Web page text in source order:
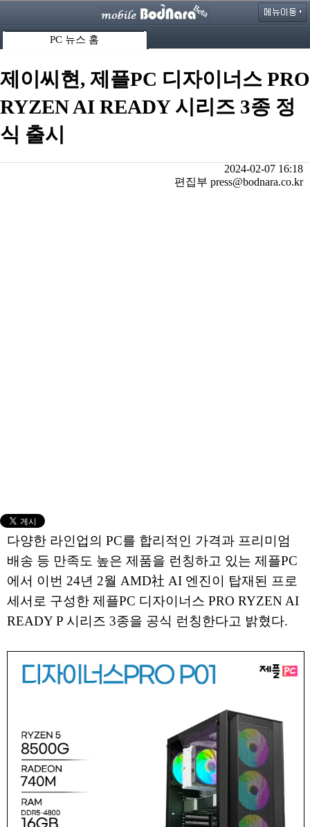
PC 뉴스 홈
제이씨현, 제플PC 디자이너스 PRO
RYZEN AI READY 시리즈 3종 정
식 출시
2024-02-07 16:18
편집부 press@bodnara.co.kr
다양한 라인업의 PC를 합리적인 가격과 프리미엄
배송 등 만족도 높은 제품을 런칭하고 있는 제플PC
에서 이번 24년 2월 AMD社 AI 엔진이 탑재된 프로
세서로 구성한 제플PC 디자이너스 PRO RYZEN AI
READY P 시리즈 3종을 공식 런칭한다고 밝혔다.